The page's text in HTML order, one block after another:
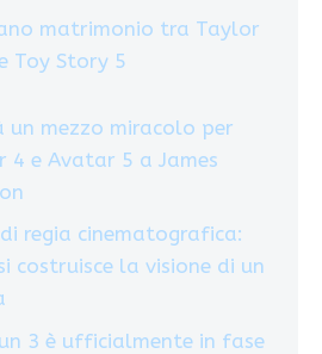
matrimonio tra Taylor
Toy Story 5
un mezzo miracolo per
4 e Avatar 5 a James
regia cinematografica:
costruisce la visione di un
3 è ufficialmente in fase